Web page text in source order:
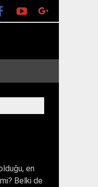
en
Belki de